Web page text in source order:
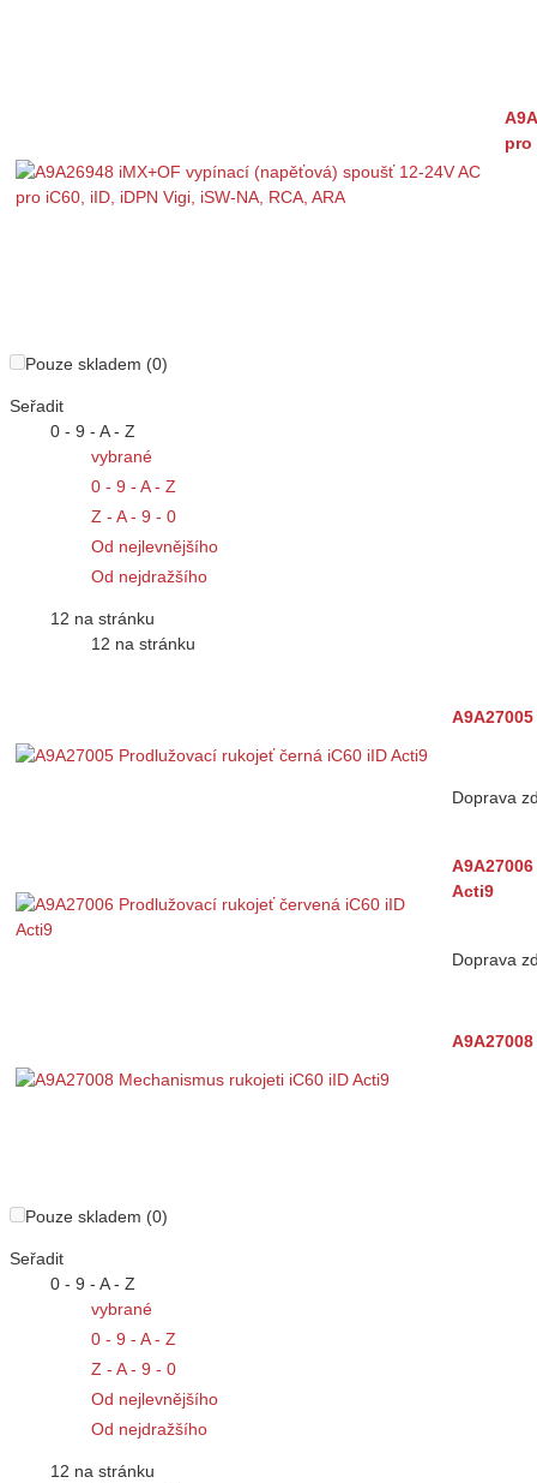
pro
Pouze skladem (0)
Seřadit
0 - 9 - A - Z
vybrané
0 - 9 - A - Z
Z - A - 9 - 0
Od nejlevnějšího
Od nejdražšího
12 na stránku
12 na stránku
Doprava
Acti9
Doprava
Pouze skladem (0)
Seřadit
0 - 9 - A - Z
vybrané
0 - 9 - A - Z
Z - A - 9 - 0
Od nejlevnějšího
Od nejdražšího
12 na stránku